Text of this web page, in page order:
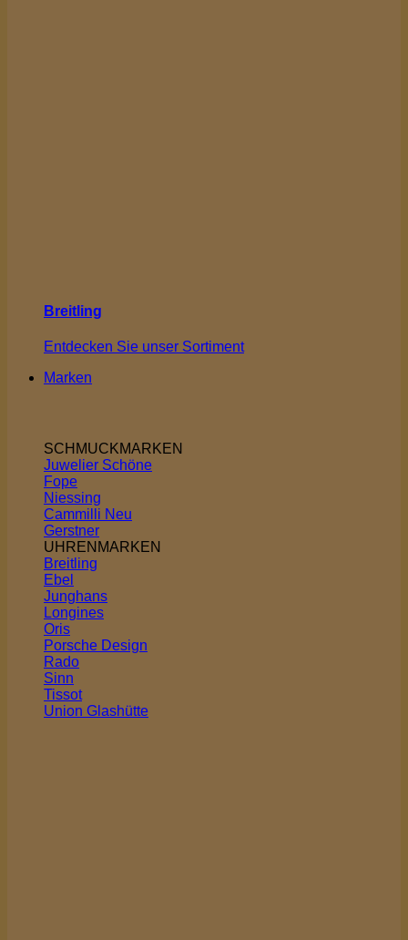
Breitling
Entdecken Sie unser Sortiment
Marken
SCHMUCKMARKEN
Juwelier Schöne
Fope
Niessing
Cammilli
Gerstner
UHRENMARKEN
Breitling
Ebel
Junghans
Longines
Oris
Porsche Design
Rado
Sinn
Tissot
Union Glashütte